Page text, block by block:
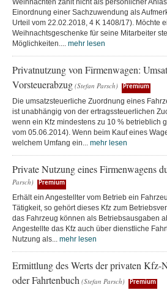
Weihnachten zählt nicht als persönlicher
Einordnung einer Sachzuwendung als
Urteil vom 22.02.2018, 4 K 1408/17). Möchte
Weihnachtsgeschenke für seine Mitarbeiter
Möglichkeiten.... mehr lesen
Privatnutzung von Firmenwagen:
Vorsteuerabzug (Stefan Parsch) Premium
Die umsatzsteuerliche Zuordnung eines
ist unabhängig von der ertragssteuerlichen
wenn ein Kfz mindestens zu 10 % betrieblich
vom 05.06.2014). Wenn beim Kauf eines
welchem Umfang ein... mehr lesen
Private Nutzung eines Firmenwagens
Parsch)
Premium
Erhält ein Angestellter vom Betrieb ein
Tätigkeit, so gehört dieses Kfz zum
das Fahrzeug können als Betriebsausgaben
Angestellte das Kfz auch über dienstliche
Nutzung als... mehr lesen
Ermittlung des Werts der privaten Kfz-
oder Fahrtenbuch (Stefan Parsch) Premium